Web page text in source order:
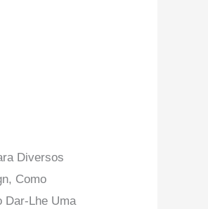
Diversos
Como
Dar-Lhe Uma